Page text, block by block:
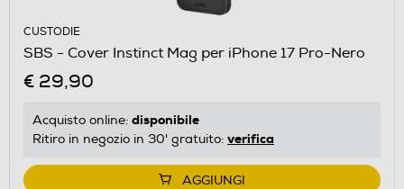
CUSTODIE
SBS - Cover Instinct Mag per iPhone 17 Pro-Nero
€ 29,90
Acquisto online: disponibile
Ritiro in negozio in 30' gratuito: verifica
AGGIUNGI